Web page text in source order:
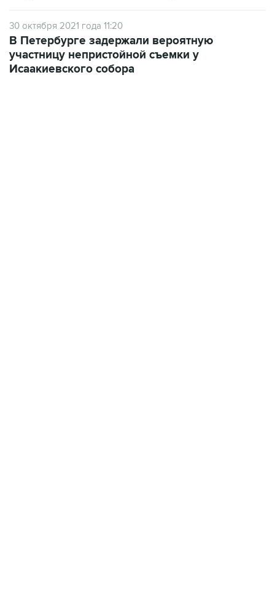
30 октября 2021 года 11:20
В Петербурге задержали вероятную
участницу непристойной съемки у
Исаакиевского собора